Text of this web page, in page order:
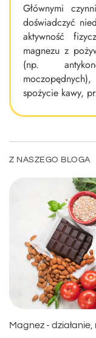
Głównymi
doświadczyć
aktywność
magnezu z
(np.
spożycie kawy,
Z NASZEGO BLOGA
Magnez -